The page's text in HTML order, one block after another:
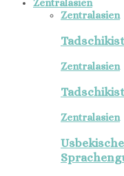
Zentralasien
Zentralasien
Zentralasien
Zentralasien